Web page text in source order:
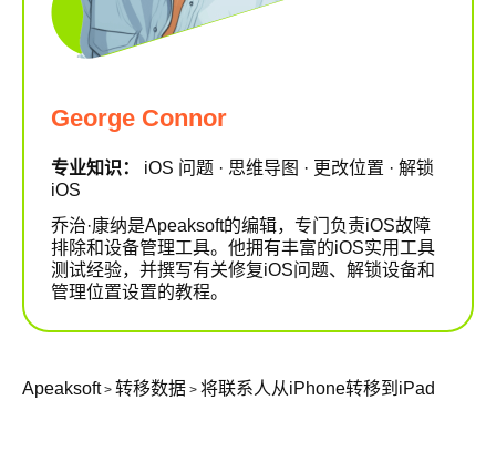
George Connor
专业知识： iOS 问题 · 思维导图 · 更改位置 · 解锁
iOS
乔治·康纳是Apeaksoft的编辑，专门负责iOS故障
排除和设备管理工具。他拥有丰富的iOS实用工具
测试经验，并撰写有关修复iOS问题、解锁设备和
管理位置设置的教程。
Apeaksoft> 转移数据 > 将联系人从iPhone转移到iPad